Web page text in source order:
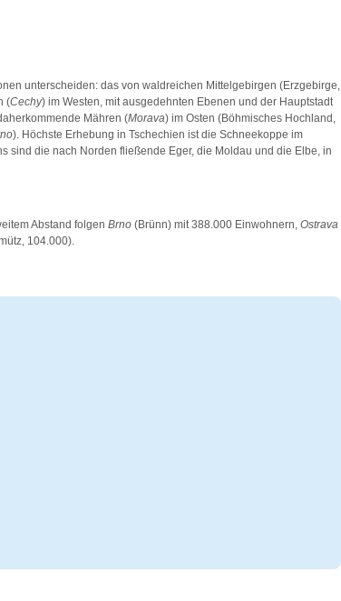
unterscheiden: das von waldreichen Mittelgebirgen (Erzgebirge,
(Cechy) im Westen, mit ausgedehnten Ebenen und der Hauptstadt
Mähren (Morava) im Osten (Böhmisches Hochland,
). Höchste Erhebung in Tschechien ist die Schneekoppe im
sind die nach Norden fließende Eger, die Moldau und die Elbe, in
Abstand folgen Brno (Brünn) mit 388.000 Einwohnern, Ostrava
104.000).